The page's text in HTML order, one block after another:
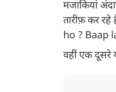
मजाकियां
तारीफ़ कर
ho ? Baap
वहीं एक